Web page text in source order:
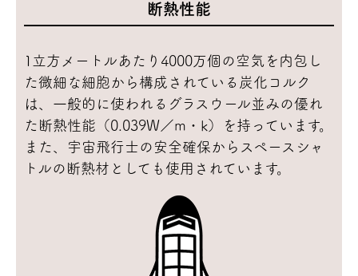
断熱性能
1立方メートルあたり4000万個の空気を内包し
た微細な細胞から構成されている炭化コルク
は、一般的に使われるグラスウール並みの優れ
た断熱性能（0.039W／m・k）を持っています。
また、宇宙飛行士の安全確保からスペースシャ
トルの断熱材としても使用されています。